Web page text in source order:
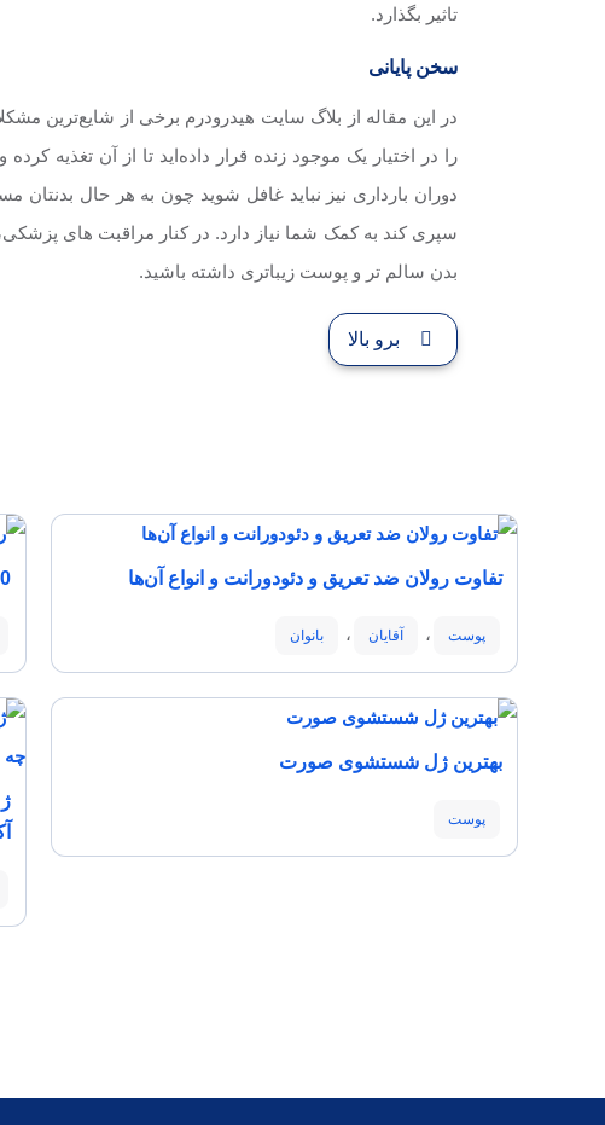
تاثیر بگذارد.
سخن پایانی
در این مقاله از بلاگ سایت هیدرودرم برخی از شایع‌ترین
را در اختیار یک موجود زنده قرار داده‌اید تا از آن
دوران بارداری نیز نباید غافل شوید چون به هر حال
سپری کند به کمک شما نیاز دارد. در کنار مراقبت های
بدن سالم تر و پوست زیباتری داشته باشید.
برو بالا
تفاوت رولان ضد تعریق و دئودورانت و انواع آن‌ها
پوست ، آقایان ، بانوان
10 ویژگی رولان
بهترین ژل شستشوی صورت
پوست